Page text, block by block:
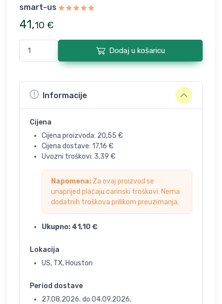
smart-us
41,10 €
Dodaj u košaricu
Informacije
Cijena
Cijena proizvoda: 20,55 €
Cijena dostave: 17,16 €
Uvozni troškovi: 3,39 €
Napomena: Za ovaj proizvod se
unaprijed plaćaju carinski troškovi. Nema
dodatnih troškova prilikom preuzimanja.
Ukupno: 41,10 €
Lokacija
US, TX, Houston
Period dostave
27.08.2026. do 04.09.2026.